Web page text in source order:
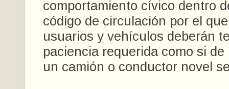
comportamiento cívico dentro
código de circulación por el
usuarios y vehículos deberán
paciencia requerida como si
un camión o conductor novel